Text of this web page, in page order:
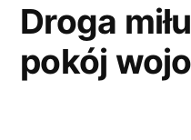
Droga
pokój